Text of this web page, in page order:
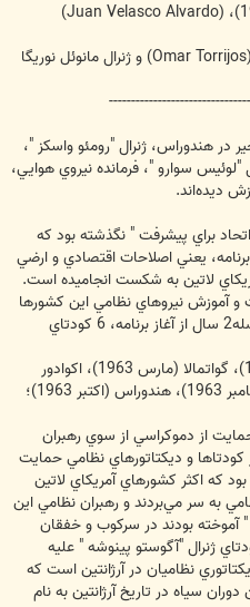
پاناما: ژنرال عمر تورخوس (86-1968)، (Omar Torrijos) و ژنرال مانوئل نوريگا
در هندوراس، ژنرال "رومئو واسكز "،
"لوئيس سوارو "، فرمانده نيروي هوايي،
ديده‌اند.
براي پيشرفت " نگذشته بود كه
يعني اصلاحات اقتصادي و ارضي
لاتين به شكست انجاميده است.
آموزش نيروهاي نظامي اين كشورها
كاملا و دقيقا انجام شده بود. لذا، به فاصله2 سال از آغاز برنامه، 6 كودتاي
آرژانتين (مارس 1962)، پرو (ژوئيه 1962)، گواتمالا (مارس 1963)، اكوادور
تظاهر به حمايت از دموكراسي از سوي رهبران
و ديكتاتورهاي نظامي حمايت
نيمه نرسيده بود كه اكثر كشورهاي آمريكاي لاتين
به سر مي‌بردند و رهبران نظامي اين
" آموخته بودند در سركوب و خفقان
ژنرال "آگوستو پينوشه " عليه
نظاميان در آرژانتين است كه
سياه در تاريخ آرژانتين به نام